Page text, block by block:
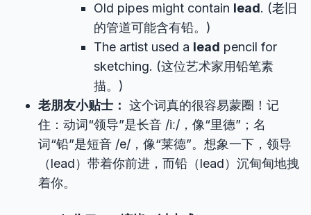
Old pipes might contain lead. (老旧
的管道可能含有铅。)
The artist used a lead pencil for
sketching. (这位艺术家用铅笔素
描。)
老朋友小贴士： 这个词真的很容易蒙圈！记
住：动词“领导”是长音 /iː/，像“里德”；名
词“铅”是短音 /e/，像“莱德”。想象一下，领导
（lead）带着你前进，而铅（lead）沉甸甸地拽
着你。